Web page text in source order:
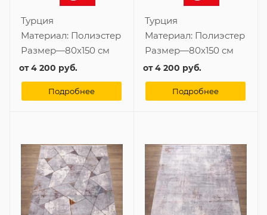
Турция
Материал: Полиэстер
Размер—80x150 см
от4 200 руб.
Подробнее
Турция
Материал: Полиэстер
Размер—80x150 см
от4 200 руб.
Подробнее